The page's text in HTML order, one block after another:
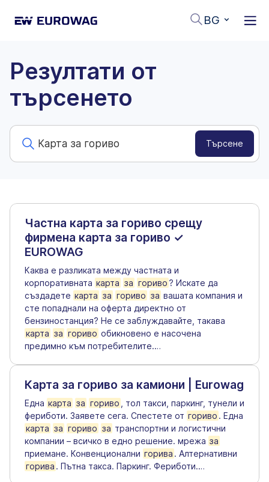
BG
Резултати от
търсенето
Частна карта за гориво срещу
фирмена карта за гориво ✓
EUROWAG
Каква е разликата между частната и
корпоративната карта за гориво ? Искате да
създадете карта за гориво за вашата компания и
сте попаднали на оферта директно от
бензиностанция? Не се заблуждавайте, такава
карта за гориво обикновено е насочена
предимно към потребителите.…
Карта за гориво за камиони | Eurowag
Една карта за гориво
, тол такси, паркинг, тунели и
фериботи. Заявете сега. Спестете от гориво . Една
карта за гориво за транспортни и логистични
компании – всичко в едно решение. мрежа за
приемане. Конвенционални горива . Алтернативни
горива . Пътна такса. Паркинг. Фериботи.…